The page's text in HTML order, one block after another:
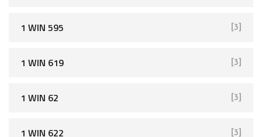
1 WIN 595 [3]
1 WIN 619 [3]
1 WIN 62 [3]
1 WIN 622 [3]